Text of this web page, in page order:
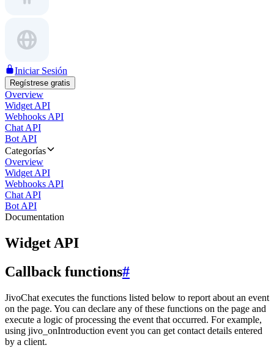
Iniciar Sesión
Regístrese gratis
Overview
Widget API
Webhooks API
Chat API
Bot API
Categorías
Overview
Widget API
Webhooks API
Chat API
Bot API
Documentation
Widget API
Callback functions#
JivoChat executes the functions listed below to report about an event
on the page. You can declare any of these functions on the page and
execute a logic of processing the event that occurred. For example,
using jivo_onIntroduction event you can get contact details entered
by a client.